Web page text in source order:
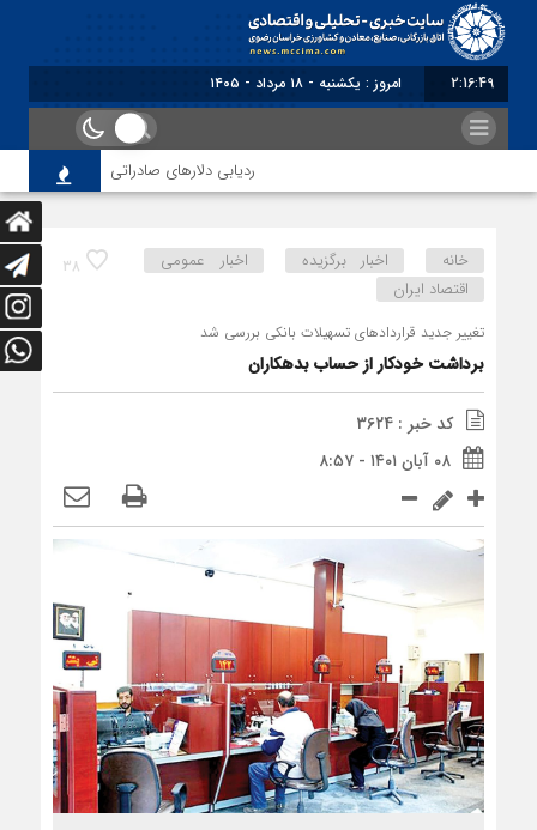
2:16:49 برابر با : Sunday - 9 August - 2026
ردیابی دلارهای صادراتی از اصلاح
38 خانه اخبار برگزیده
اخبار عمومی
اقتصاد ایران
تغییر جدید قراردادهای تسهیلات بانکی بررسی شد
برداشت خودکار از حساب‌ بدهکاران
کد خبر : 3624
۰۸ آبان ۱۴۰۱ - ۸:۵۷